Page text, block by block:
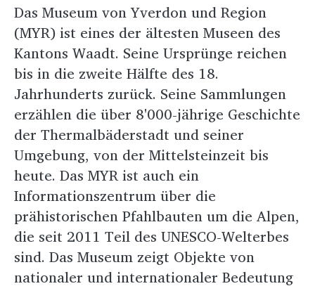
Das Museum von Yverdon und Region
(MYR) ist eines der ältesten Museen des
Kantons Waadt. Seine Ursprünge reichen
bis in die zweite Hälfte des 18.
Jahrhunderts zurück. Seine Sammlungen
erzählen die über 8'000-jährige Geschichte
der Thermalbäderstadt und seiner
Umgebung, von der Mittelsteinzeit bis
heute. Das MYR ist auch ein
Informationszentrum über die
prähistorischen Pfahlbauten um die Alpen,
die seit 2011 Teil des UNESCO-Welterbes
sind. Das Museum zeigt Objekte von
nationaler und internationaler Bedeutung